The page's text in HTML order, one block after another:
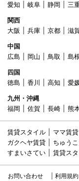
愛知
岐阜 静岡
三
関西
大阪
兵庫 京都 滋
中国
広島
岡山 鳥取 島
四国
徳島
香川 高知
愛
九州・沖縄
福岡
佐賀 長崎 熊
賃貸スタイル ママ賃貸
ガクヘヤ賃貸
ちゅうこ
すまいさてい
賃貸ス
お問い合わせ 利用規約